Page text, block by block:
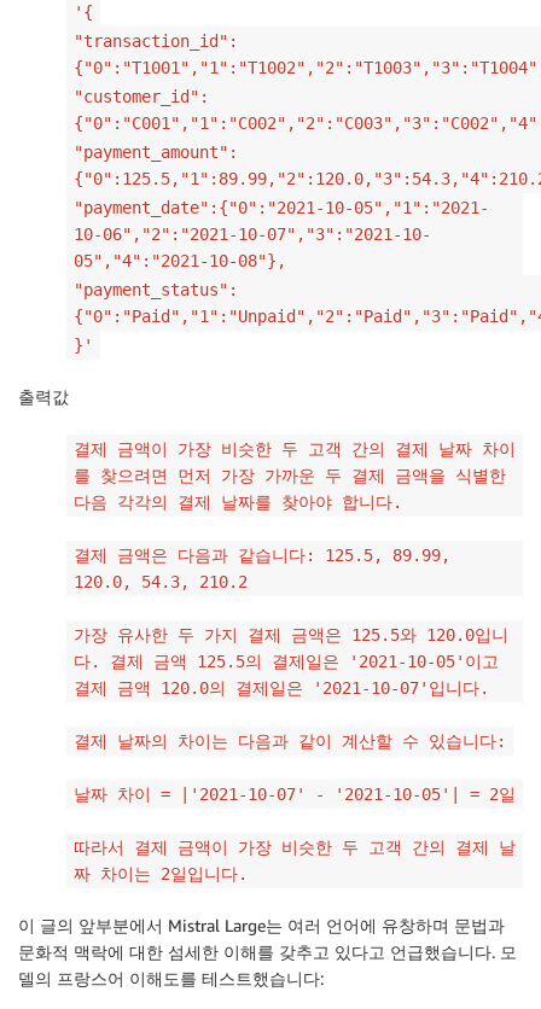
'{
"transaction_id":
"customer_id":
"payment_amount":
"payment_date":{"0":"2021-10-05","1":"2021-
10-06","2":"2021-10-07","3":"2021-10-
05","4":"2021-10-08"},
"payment_status":
}'
출력값
결제 금액이 가장 비슷한 두 고객 간의 결제 날짜 차이
를 찾으려면 먼저 가장 가까운 두 결제 금액을 식별한
다음 각각의 결제 날짜를 찾아야 합니다.
결제 금액은 다음과 같습니다: 125.5, 89.99,
120.0, 54.3, 210.2
가장 유사한 두 가지 결제 금액은 125.5와 120.0입니
다. 결제 금액 125.5의 결제일은 '2021-10-05'이고
결제 금액 120.0의 결제일은 '2021-10-07'입니다.
결제 날짜의 차이는 다음과 같이 계산할 수 있습니다:
날짜 차이 = |'2021-10-07' - '2021-10-05'| = 2일
따라서 결제 금액이 가장 비슷한 두 고객 간의 결제 날
짜 차이는 2일입니다.
이 글의 앞부분에서 Mistral Large는 여러 언어에 유창하며 문법과
문화적 맥락에 대한 섬세한 이해를 갖추고 있다고 언급했습니다. 모
델의 프랑스어 이해도를 테스트했습니다: